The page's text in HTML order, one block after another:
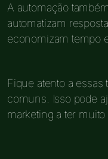
A automação
automatizam
economizam tempo
Fique atento a
comuns. Isso pode
marketing a ter